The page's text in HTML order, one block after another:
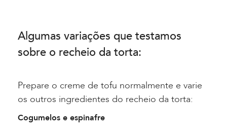
Algumas variações que testamos
sobre o recheio da torta:
Prepare o creme de tofu normalmente e varie
os outros ingredientes do recheio da torta:
Cogumelos e espinafre